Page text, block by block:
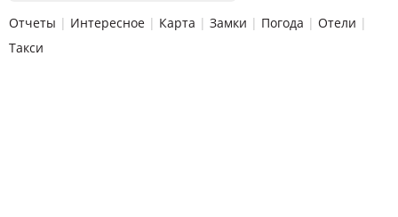
Отчеты | Интересное | Карта | Замки | Погода | Отели |
Такси